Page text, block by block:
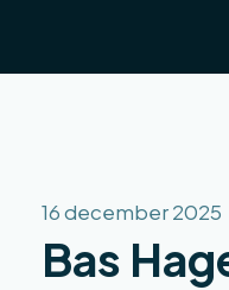
16 december 2025
Bas